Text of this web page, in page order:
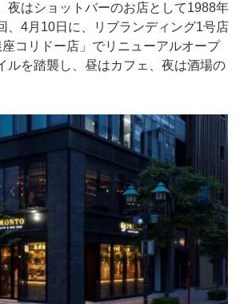
夜はショットバーのお店として1988年
、4月10日に、リブランディング1号店
コリドー店」でリニューアルオープ
ルを踏襲し、昼はカフェ、夜は酒場の